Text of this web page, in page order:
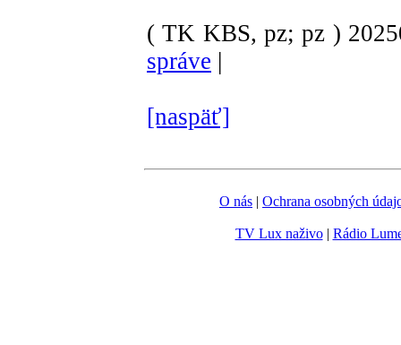
( TK KBS, pz; pz )
správe |
[naspäť]
O nás | Ochrana osobných
TV Lux naživo| Rádio